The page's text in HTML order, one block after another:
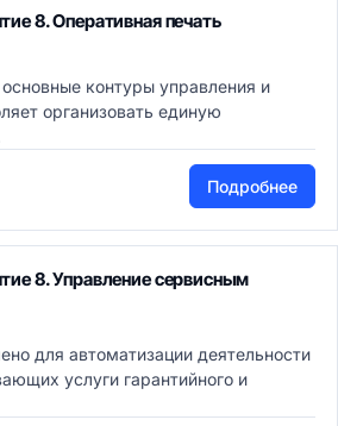
8. Оперативная печать
контуры управления и
организовать единую
Подробнее
8. Управление сервисным
для автоматизации деятельности
услуги гарантийного и